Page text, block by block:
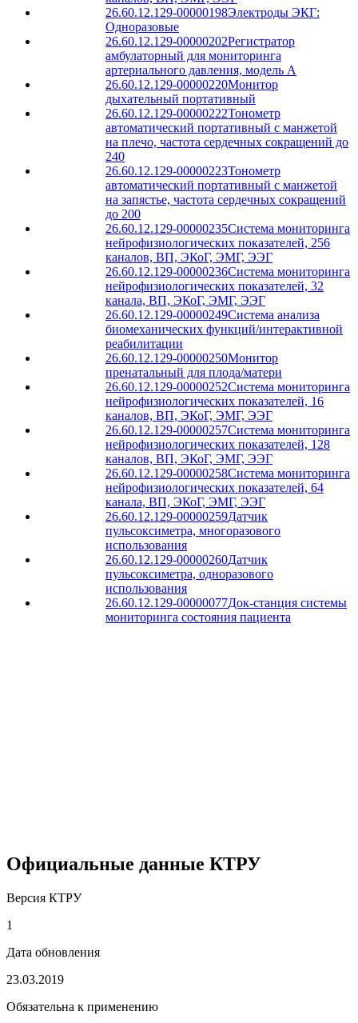
26.60.12.129-00000198Электроды ЭКГ:
Одноразовые
26.60.12.129-00000202Регистратор
амбулаторный для мониторинга
артериального давления, модель A
26.60.12.129-00000220Монитор
дыхательный портативный
26.60.12.129-00000222Тонометр
автоматический портативный с манжетой
на плечо, частота сердечных сокращений до
240
26.60.12.129-00000223Тонометр
автоматический портативный с манжетой
на запястье, частота сердечных сокращений
до 200
26.60.12.129-00000235Система мониторинга
нейрофизиологических показателей, 256
каналов, ВП, ЭКоГ, ЭМГ, ЭЭГ
26.60.12.129-00000236Система мониторинга
нейрофизиологических показателей, 32
канала, ВП, ЭКоГ, ЭМГ, ЭЭГ
26.60.12.129-00000249Система анализа
биомеханических функций/интерактивной
реабилитации
26.60.12.129-00000250Монитор
пренатальный для плода/матери
26.60.12.129-00000252Система мониторинга
нейрофизиологических показателей, 16
каналов, ВП, ЭКоГ, ЭМГ, ЭЭГ
26.60.12.129-00000257Система мониторинга
нейрофизиологических показателей, 128
каналов, ВП, ЭКоГ, ЭМГ, ЭЭГ
26.60.12.129-00000258Система мониторинга
нейрофизиологических показателей, 64
канала, ВП, ЭКоГ, ЭМГ, ЭЭГ
26.60.12.129-00000259Датчик
пульсоксиметра, многоразового
использования
26.60.12.129-00000260Датчик
пульсоксиметра, одноразового
использования
26.60.12.129-00000077Док-станция системы
мониторинга состояния пациента
Официальные данные КТРУ
Версия КТРУ
1
Дата обновления
23.03.2019
Обязательна к применению